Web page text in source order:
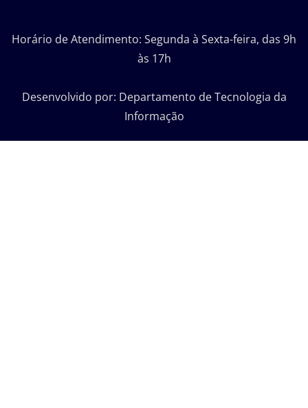
Horário de Atendimento: Segunda à Sexta-feira, das 9h
às 17h
Desenvolvido por: Departamento de Tecnologia da
Informação